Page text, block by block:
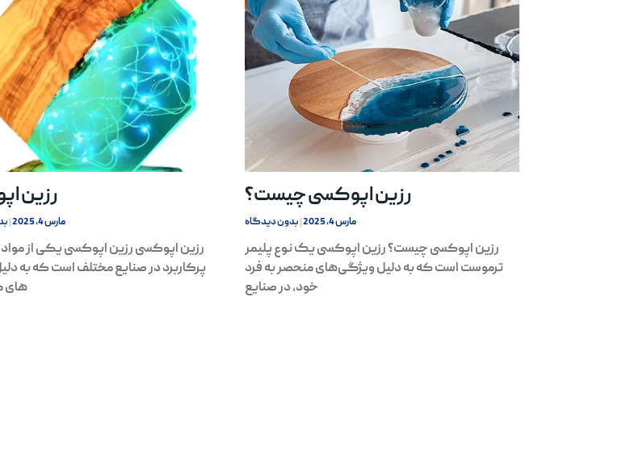
رزین اپوکسی چیست؟
مارس 4, 2025 بدون دیدگاه
رزین اپوکسی چیست؟ رزین اپوکسی یک نوع پلیمر
ترموست است که به دلیل ویژگی‌های منحصر به فرد
خود، در صنایع
رزین
مارس 4, 2025
رزین اپوکسی رزین اپوکسی یکی از
پرکاربرد در صنایع مختلف است که به
های